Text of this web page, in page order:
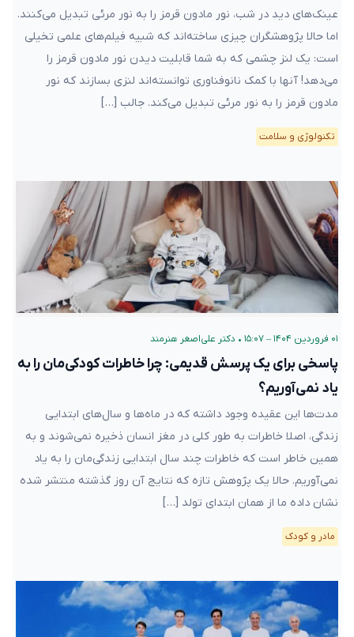
عینک‌های دید در شب، نور مادون قرمز را به نور مرئی تبدیل می‌کنند.
اما حالا پژوهشگران چیزی ساخته‌اند که شبیه فیلم‌های علمی تخیلی
است: یک لنز چشمی که به شما قابلیت دیدن نور مادون قرمز را
می‌دهد! آنها با کمک نانوفناوری توانسته‌اند لنزی بسازند که نور
مادون قرمز را به نور مرئی تبدیل می‌کند. جالب […]
تکنولوژی و سلامت
۰۱ فروردین ۱۴۰۴ – ۱۵:۰۷ • دکتر علی‌اصغر هنرمند
پاسخی برای یک پرسش قدیمی: چرا خاطرات کودکی‌مان را به
یاد نمی‌آوریم؟
مدت‌ها این عقیده وجود داشته که در ماه‌ها و سال‌های ابتدایی
زندگی، اصلا خاطرات به طور کلی در مغز انسان ذخیره نمی‌شوند و به
همین خاطر است که خاطرات چند سال ابتدایی زندگی‌مان را به یاد
نمی‌آوریم. حالا یک پژوهش تازه که نتایج آن روز گذشته منتشر شده
نشان داده ما از همان ابتدای تولد […]
مادر و کودک